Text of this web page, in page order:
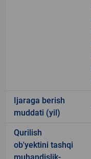
Ijaraga berish
muddati (yil)
Qurilish
ob'yektini tashqi